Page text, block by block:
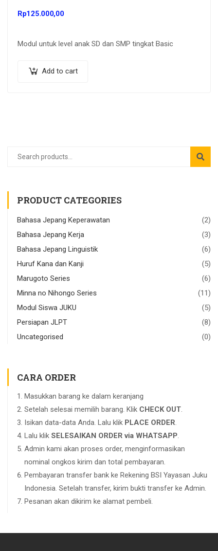
Rp125.000,00
Modul untuk level anak SD dan SMP tingkat Basic
Add to cart
PRODUCT CATEGORIES
Bahasa Jepang Keperawatan
(2)
Bahasa Jepang Kerja
(3)
Bahasa Jepang Linguistik
(6)
Huruf Kana dan Kanji
(5)
Marugoto Series
(6)
Minna no Nihongo Series
(11)
Modul Siswa JUKU
(5)
Persiapan JLPT
(8)
Uncategorised
(0)
CARA ORDER
Masukkan barang ke dalam keranjang
Setelah selesai memilih barang. Klik CHECK OUT
Isikan data-data Anda. Lalu klik PLACE ORDER
Lalu klik SELESAIKAN ORDER via WHATSAPP
Admin kami akan proses order, menginformasikan
nominal ongkos kirim dan total pembayaran.
Pembayaran transfer bank ke Rekening BSI Yayasan Juku
Indonesia. Setelah transfer, kirim bukti transfer ke Admin.
Pesanan akan dikirim ke alamat pembeli.